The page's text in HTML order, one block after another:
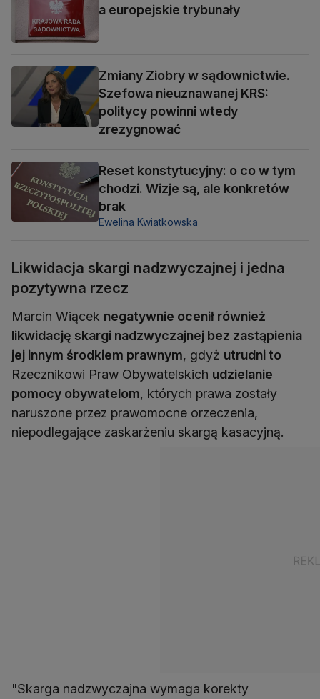
a europejskie trybunały
Zmiany Ziobry w sądownictwie.
Szefowa nieuznawanej KRS:
politycy powinni wtedy
zrezygnować
Reset konstytucyjny: o co w tym
chodzi. Wizje są, ale konkretów
brak
Ewelina Kwiatkowska
Likwidacja skargi nadzwyczajnej i jedna
pozytywna rzecz
Marcin Wiącek negatywnie ocenił również
likwidację skargi nadzwyczajnej bez zastąpienia
jej innym środkiem prawnym, gdyż utrudni to
Rzecznikowi Praw Obywatelskich udzielanie
pomocy obywatelom, których prawa zostały
naruszone przez prawomocne orzeczenia,
niepodlegające zaskarżeniu skargą kasacyjną.
"Skarga nadzwyczajna wymaga korekty